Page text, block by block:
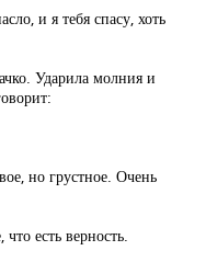
и я тебя спасу, хоть
Ударила молния и
но грустное. Очень
есть верность.